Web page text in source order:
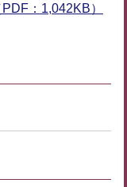
：1,042KB）